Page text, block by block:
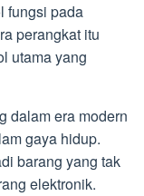
fungsi pada
perangkat itu
utama yang
dalam era modern
gaya hidup.
barang yang tak
elektronik.